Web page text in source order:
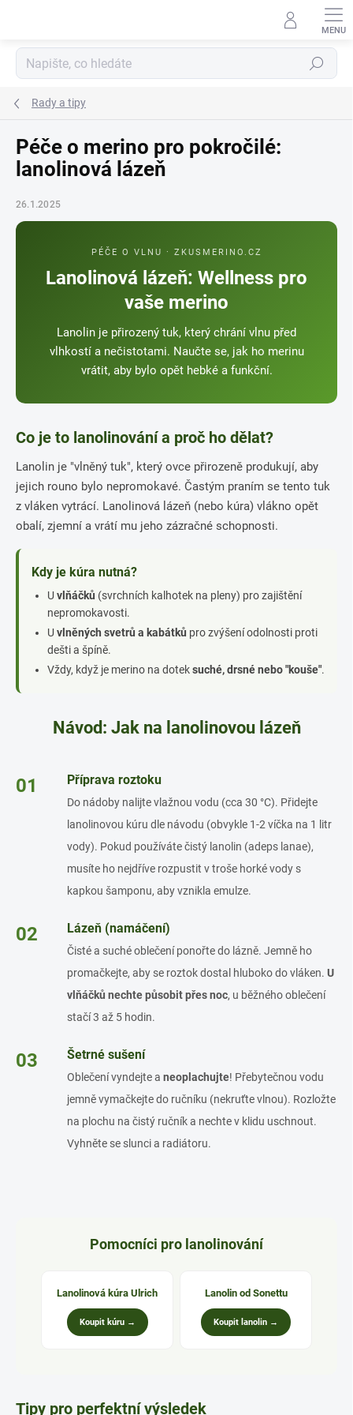
Hledat
Rady a tipy
Péče o merino pro pokročilé:
lanolinová lázeň
26.1.2025
PÉČE O VLNU · ZKUSMERINO.CZ
Lanolinová lázeň: Wellness pro
vaše merino
Lanolin je přirozený tuk, který chrání vlnu před
vlhkostí a nečistotami. Naučte se, jak ho merinu
vrátit, aby bylo opět hebké a funkční.
Co je to lanolinování a proč ho dělat?
Lanolin je "vlněný tuk", který ovce přirozeně produkují, aby
jejich rouno bylo nepromokavé. Častým praním se tento tuk
z vláken vytrácí. Lanolinová lázeň (nebo kúra) vlákno opět
obalí, zjemní a vrátí mu jeho zázračné schopnosti.
Kdy je kúra nutná?
Uvlňáčků (svrchních kalhotek na pleny) pro zajištění
nepromokavosti.
Uvlněných svetrů a kabátků pro zvýšení odolnosti proti
dešti a špíně.
Vždy, když je merino na doteksuché, drsné nebo "kouše".
Návod: Jak na lanolinovou lázeň
01 Příprava roztoku
Do nádoby nalijte vlažnou vodu (cca 30 °C). Přidejte
lanolinovou kúru dle návodu (obvykle 1-2 víčka na 1 litr
vody). Pokud používáte čistý lanolin (adeps lanae),
musíte ho nejdříve rozpustit v troše horké vody s
kapkou šamponu, aby vznikla emulze.
02 Lázeň (namáčení)
Čisté a suché oblečení ponořte do lázně. Jemně ho
promačkejte, aby se roztok dostal hluboko do vláken. U
vlňáčků nechte působit přes noc, u běžného oblečení
stačí 3 až 5 hodin.
03 Šetrné sušení
Oblečení vyndejte a neoplachujte! Přebytečnou vodu
jemně vymačkejte do ručníku (nekruťte vlnou). Rozložte
na plochu na čistý ručník a nechte v klidu uschnout.
Vyhněte se slunci a radiátoru.
Pomocníci pro lanolinování
Lanolinová kúra Ulrich
Koupit kúru →
Lanolin od Sonettu
Koupit lanolin →
Tipy pro perfektní výsledek